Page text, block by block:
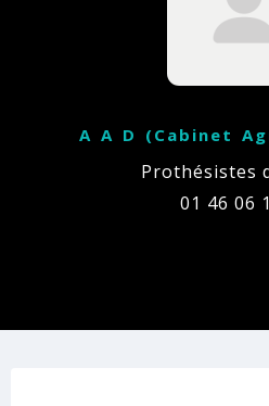
A A D (Cabinet
Prothésistes
01 46 06